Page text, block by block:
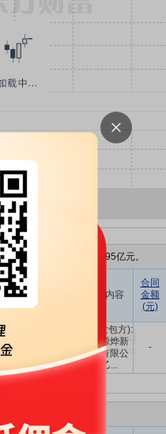
一季度报的营业收入4.95亿元。
同
型
合同内容
合同
金额
(元)
建
设
总承包协议
甲方(发包方):
上海源烨新
能源有限公
司乙...
-